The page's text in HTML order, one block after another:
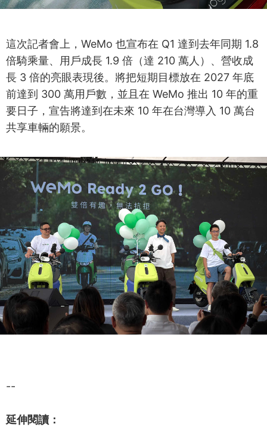
這次記者會上，WeMo 也宣布在 Q1 達到去年同期 1.8
倍騎乘量、用戶成長 1.9 倍（達 210 萬人）、營收成
長 3 倍的亮眼表現後。將把短期目標放在 2027 年底
前達到 300 萬用戶數，並且在 WeMo 推出 10 年的重
要日子，宣告將達到在未來 10 年在台灣導入 10 萬台
共享車輛的願景。
--
延伸閱讀：